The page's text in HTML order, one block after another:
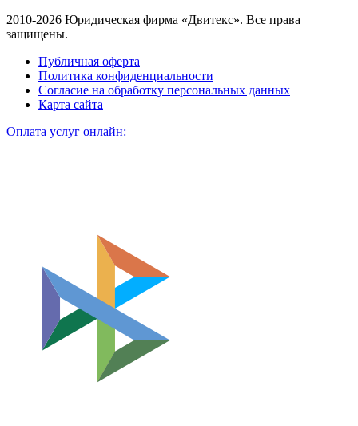
2010-2026 Юридическая фирма «Двитекс». Все права
защищены.
Публичная оферта
Политика конфиденциальности
Согласие на обработку персональных данных
Карта сайта
Оплата услуг онлайн: